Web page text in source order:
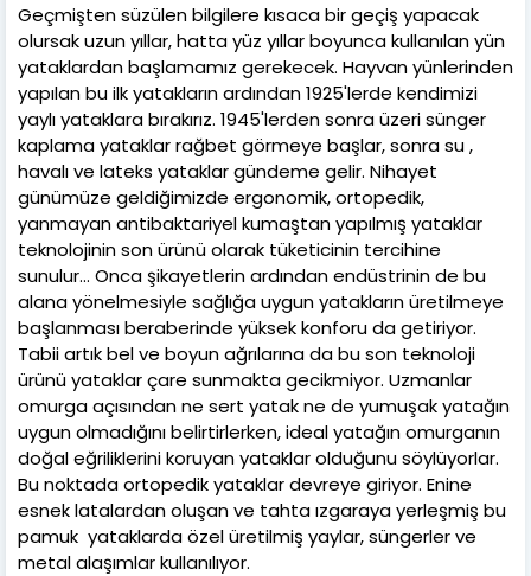
Geçmişten süzülen bilgilere kısaca bir geçiş yapacak
olursak uzun yıllar, hatta yüz yıllar boyunca kullanılan yün
yataklardan başlamamız gerekecek. Hayvan yünlerinden
yapılan bu ilk yatakların ardından 1925'lerde kendimizi
yaylı yataklara bırakırız. 1945'lerden sonra üzeri sünger
kaplama yataklar rağbet görmeye başlar, sonra su ,
havalı ve lateks yataklar gündeme gelir. Nihayet
günümüze geldiğimizde ergonomik, ortopedik,
yanmayan antibaktariyel kumaştan yapılmış yataklar
teknolojinin son ürünü olarak tüketicinin tercihine
sunulur... Onca şikayetlerin ardından endüstrinin de bu
alana yönelmesiyle sağlığa uygun yatakların üretilmeye
başlanması beraberinde yüksek konforu da getiriyor.
Tabii artık bel ve boyun ağrılarına da bu son teknoloji
ürünü yataklar çare sunmakta gecikmiyor. Uzmanlar
omurga açısından ne sert yatak ne de yumuşak yatağın
uygun olmadığını belirtirlerken, ideal yatağın omurganın
doğal eğriliklerini koruyan yataklar olduğunu söylüyorlar.
Bu noktada ortopedik yataklar devreye giriyor. Enine
esnek latalardan oluşan ve tahta ızgaraya yerleşmiş bu
pamuk yataklarda özel üretilmiş yaylar, süngerler ve
metal alaşımlar kullanılıyor.